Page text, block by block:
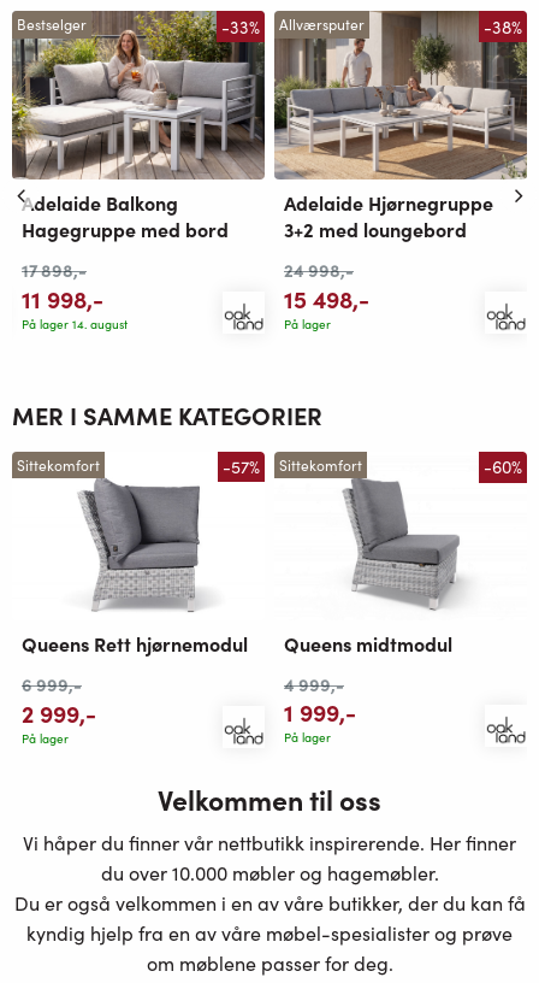
Bestselger -33%
Adelaide Balkong
Hagegruppe med bord
17 898,-
11 998,-
På lager 14. august
Allværsputer -38%
Adelaide Hjørnegruppe
3+2 med loungebord
24 998,-
15 498,-
På lager
MER I SAMME KATEGORIER
Sittekomfort -57%
Queens Rett hjørnemodul
6 999,-
2 999,-
På lager
Sittekomfort -60%
Queens midtmodul
4 999,-
1 999,-
På lager
Velkommen til oss
Vi håper du finner vår nettbutikk inspirerende. Her finner
du over 10.000 møbler og hagemøbler.
Du er også velkommen i en av våre butikker, der du kan få
kyndig hjelp fra en av våre møbel-spesialister og prøve
om møblene passer for deg.